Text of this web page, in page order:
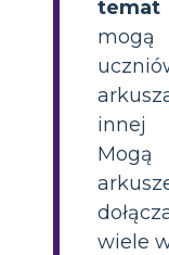
temat
innej
wiele